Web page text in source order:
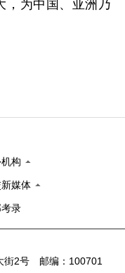
，为中国、亚洲乃
构
媒体
录
街2号 邮编：100701